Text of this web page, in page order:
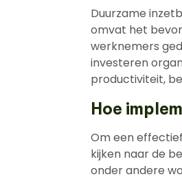
Duurzame
omvat het
werknemers
investeren
productiviteit,
Hoe
Om een
kijken naar de
onder andere